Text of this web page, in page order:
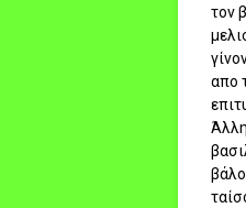
τον
απο